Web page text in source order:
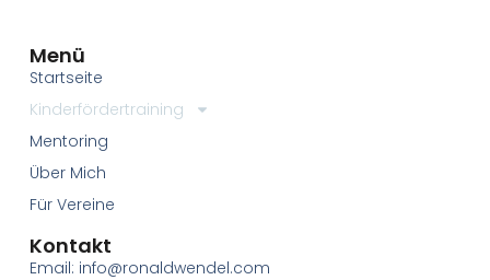
Menü
Startseite
Kinderfördertraining
Mentoring
Über Mich
Für Vereine
Kontakt
Email: info@ronaldwendel.com